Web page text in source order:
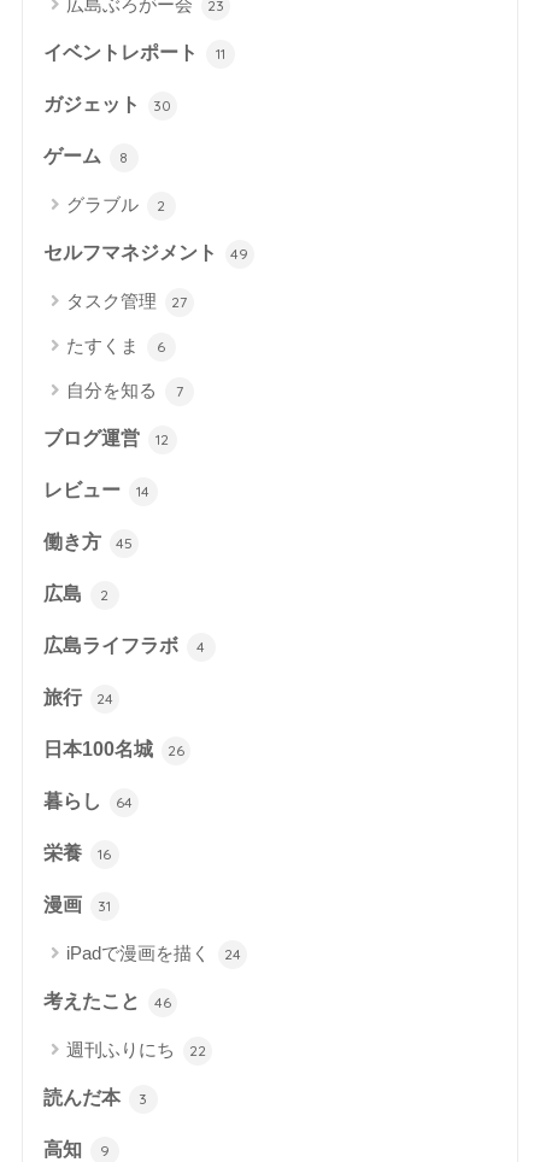
広島ぶろがー会 23
イベントレポート 11
ガジェット 30
ゲーム 8
グラブル 2
セルフマネジメント 49
タスク管理 27
たすくま 6
自分を知る 7
ブログ運営 12
レビュー 14
働き方 45
広島 2
広島ライフラボ 4
旅行 24
日本100名城 26
暮らし 64
栄養 16
漫画 31
iPadで漫画を描く 24
考えたこと 46
週刊ふりにち 22
読んだ本 3
高知 9